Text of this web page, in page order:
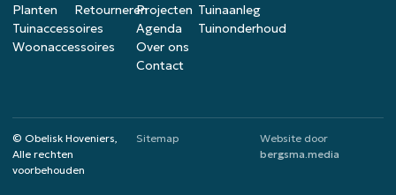
Planten
Tuinaccessoires
Woonaccessoires
RetournerenProjecten
Agenda
Over ons
Contact
Tuinaanleg
Tuinonderhoud
© Obelisk Hoveniers,
Alle rechten
voorbehouden
Sitemap
Website door
bergsma.media